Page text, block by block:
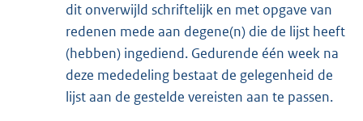
dit onverwijld schriftelijk en met opgave van
redenen mede aan degene(n) die de lijst heeft
(hebben) ingediend. Gedurende één week na
deze mededeling bestaat de gelegenheid de
lijst aan de gestelde vereisten aan te passen.